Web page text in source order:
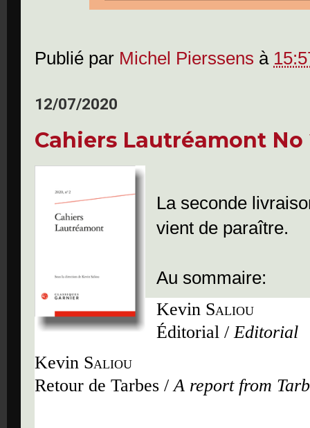
Publié par Michel Pierssens à
12/07/2020
Cahiers Lautréamont No
La seconde
vient de paraître.
Au sommaire:
Kevin Saliou
Éditorial /Editorial
Kevin Saliou
Retour de Tarbes /A report from